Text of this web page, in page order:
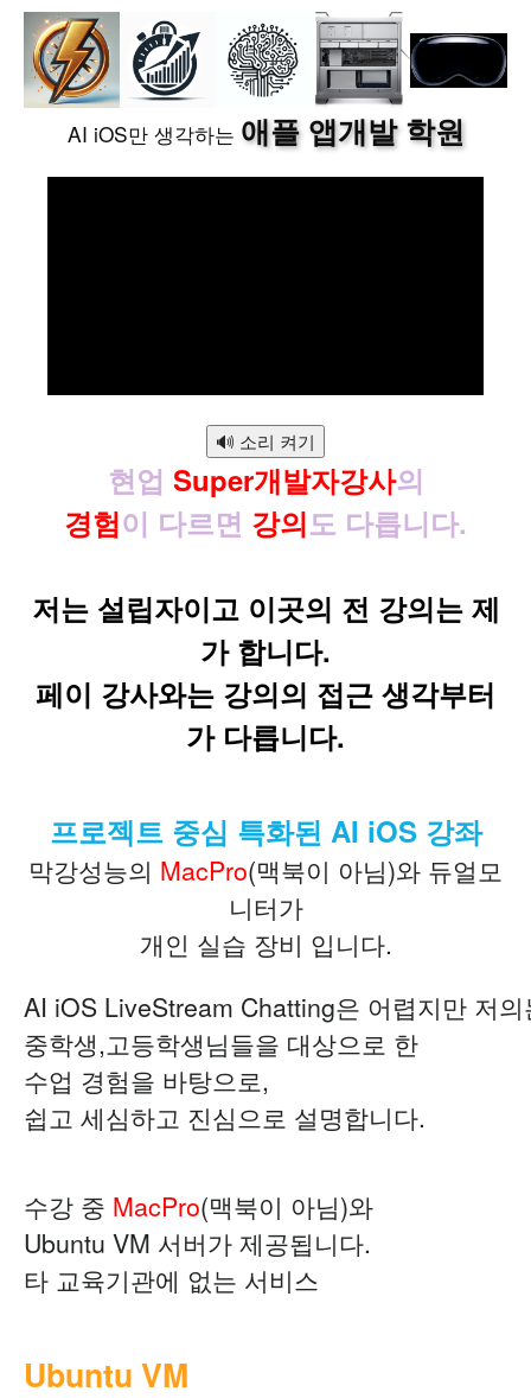
AI iOS만 생각하는 애플 앱개발 학원
🔊 소리 켜기
현업 Super개발자강사의
경험이 다르면 강의도 다릅니다.
저는 설립자이고 이곳의 전 강의는 제
가 합니다.
페이 강사와는 강의의 접근 생각부터
가 다릅니다.
프로젝트 중심 특화된 AI iOS 강좌
막강성능의 MacPro(맥북이 아님)와 듀얼모
니터가
개인 실습 장비 입니다.
AI iOS LiveStream Chatting은 어렵지만 저
중학생,고등학생님들을 대상으로 한
수업 경험을 바탕으로,
쉽고 세심하고 진심으로 설명합니다.
수강 중 MacPro(맥북이 아님)와
Ubuntu VM 서버가 제공됩니다.
타 교육기관에 없는 서비스
Ubuntu VM